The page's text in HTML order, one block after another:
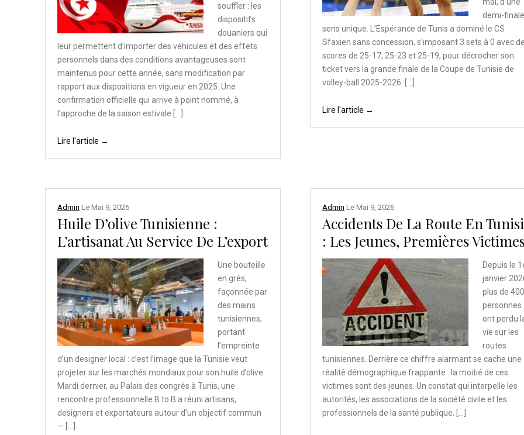
souffler : les
dispositifs
douaniers qui
leur permettent d’importer des véhicules et des effets
personnels dans des conditions avantageuses sont
maintenus pour cette année, sans modification par
rapport aux dispositions en vigueur en 2025. Une
confirmation officielle qui arrive à point nommé, à
l’approche de la saison estivale […]
Lire l'article →
mai, d’une
demi-
sens unique. L’Espérance de Tunis a dominé le CS
Sfaxien sans concession, s’imposant 3 sets à 0 avec
scores de 25-17, 25-23 et 25-19, pour décrocher son
ticket vers la grande finale de la Coupe de Tunisie de
volley-ball 2025-2026. […]
Lire l'article →
Admin Le Mai 9, 2026
Huile D’olive Tunisienne :
L’artisanat Au Service De L’export
Une bouteille
en grès,
façonnée par
des mains
tunisiennes,
portant
l’empreinte
d’un designer local : c’est l’image que la Tunisie veut
projeter sur les marchés mondiaux pour son huile d’olive.
Mardi dernier, au Palais des congrès à Tunis, une
rencontre professionnelle B to B a réuni artisans,
designers et exportateurs autour d’un objectif commun
— […]
Admin Le Mai 9, 2026
Accidents De La Route En
: Les Jeunes, Premières
Depuis le
janvier
plus de 400
personnes
ont perdu
vie sur les
routes
tunisiennes. Derrière ce chiffre alarmant se cache une
réalité démographique frappante : la moitié de ces
victimes sont des jeunes. Un constat qui interpelle les
autorités, les associations de la société civile et les
professionnels de la santé publique, […]